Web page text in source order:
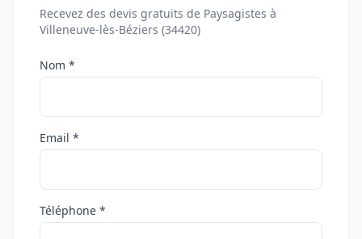
Recevez des devis gratuits de Paysagistes à
Villeneuve-lès-Béziers (34420)
Nom *
Email *
Téléphone *